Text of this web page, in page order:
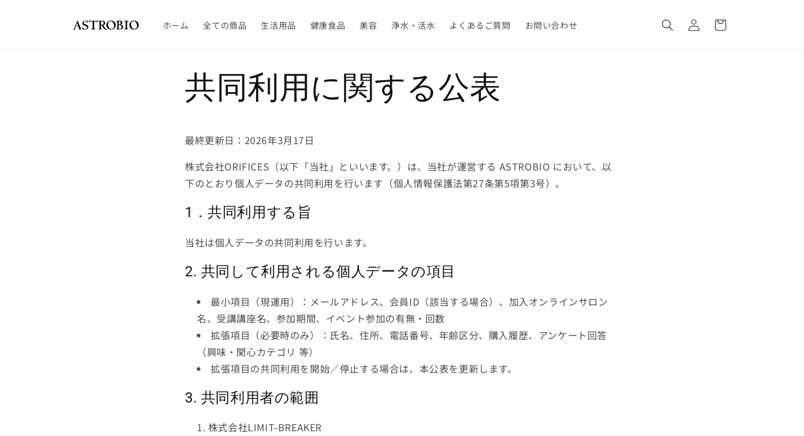
ホーム 全ての商品 生活用品 健康食品 美容 浄水・活水 よくあるご質問 お問い合わせ
グ
イ
ー
共同利用に関する公表
最終更新日：2026年3月17日
株式会社ORIFICES（以下「当社」といいます。）は、当社が運営する ASTROBIO において、以
下のとおり個人データの共同利用を行います（個人情報保護法第27条第5項第3号）。
1．共同利用する旨
当社は個人データの共同利用を行います。
2. 共同して利用される個人データの項目
最小項目（現運用）：メールアドレス、会員ID（該当する場合）、加入オンラインサロン
名、受講講座名、参加期間、イベント参加の有無・回数
拡張項目（必要時のみ）：氏名、住所、電話番号、年齢区分、購入履歴、アンケート回答
（興味・関心カテゴリ 等）
拡張項目の共同利用を開始／停止する場合は、本公表を更新します。
3. 共同利用者の範囲
株式会社LIMIT-BREAKER